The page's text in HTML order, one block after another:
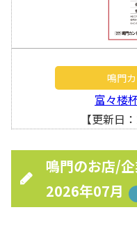
鳴門
富々楼
【更新日
鳴門のお店/
2026年07月